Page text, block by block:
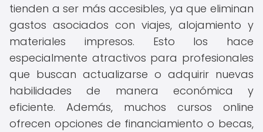
tienden a ser más accesibles, ya que eliminan
gastos asociados con viajes, alojamiento y
materiales impresos. Esto los hace
especialmente atractivos para profesionales
que buscan actualizarse o adquirir nuevas
habilidades de manera económica y
eficiente. Además, muchos cursos online
ofrecen opciones de financiamiento o becas,